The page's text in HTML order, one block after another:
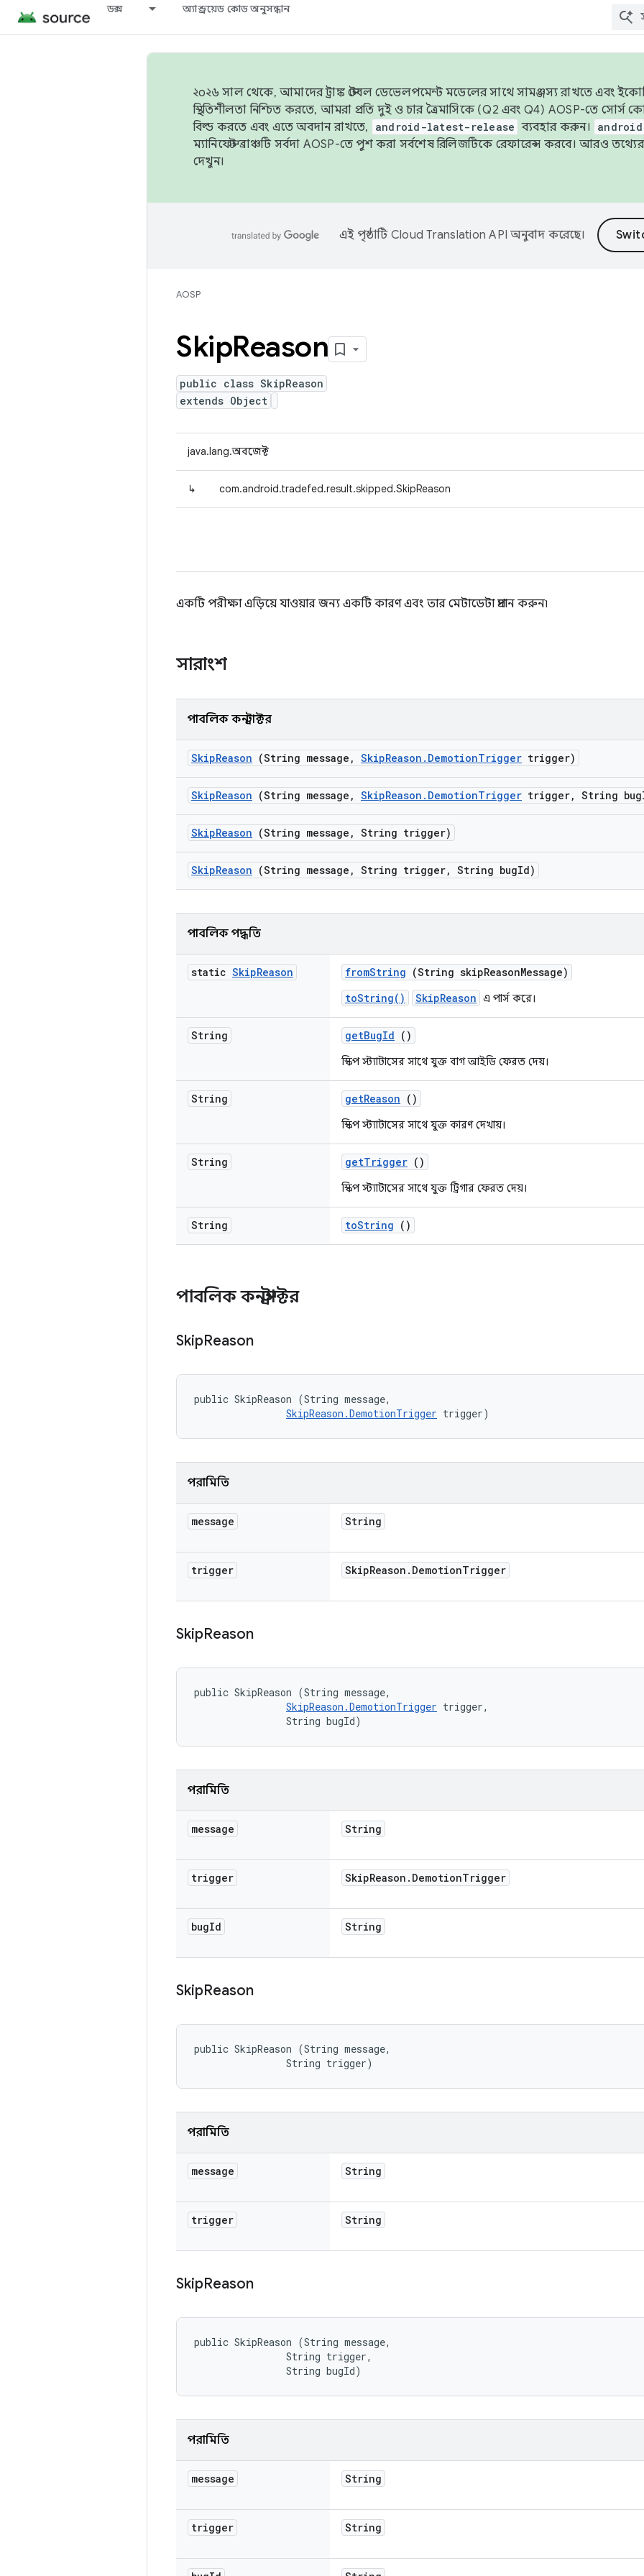
ডক্স অ্যান্ড্রয়েড কোড অনুসন্ধান
২০২৬ সাল থেকে, আমাদের ট্রাঙ্ক স্টেবল ডেভেলপমেন্ট মডেলের সাথে সামঞ্জস্য রাখতে এবং
স্থিতিশীলতা নিশ্চিত করতে, আমরা প্রতি দুই ও চার ত্রৈমাসিকে (Q2 এবং Q4) AOSP-তে সোর্স
বিল্ড করতে এবং এতে অবদান রাখতে,
android-latest-release ব্যবহার করুন।
ম্যানিফেস্ট ব্রাঞ্চটি সর্বদা AOSP-তে পুশ করা সর্বশেষ রিলিজটিকে রেফারেন্স করবে। আরও
দেখুন।
এই পৃষ্ঠাটি Cloud Translation API অনুবাদ করেছে।
AOSP
SkipReason
public class SkipReason
extends Object
java.lang.অবজেক্ট
↳ com.android.tradefed.result.skipped.SkipReason
একটি পরীক্ষা এড়িয়ে যাওয়ার জন্য একটি কারণ এবং তার মেটাডেটা প্রদান করুন৷
সারাংশ
পাবলিক কনস্ট্রাক্টর
SkipReason (String message , SkipReason . DemotionTrigger trigger)
SkipReason (String message , SkipReason . DemotionTrigger trigger, String bug
SkipReason (String message , String trigger)
SkipReason (String message , String trigger, String bugId)
পাবলিক পদ্ধতি
static SkipReason fromString (String skipReasonMessage)
toString()
SkipReason এ পার্স করে।
String getBugId ()
স্কিপ স্ট্যাটাসের সাথে যুক্ত বাগ আইডি ফেরত দেয়।
String getReason ()
স্কিপ স্ট্যাটাসের সাথে যুক্ত কারণ দেখায়।
String getTrigger ()
স্কিপ স্ট্যাটাসের সাথে যুক্ত ট্রিগার ফেরত দেয়।
String toString ()
পাবলিক কনস্ট্রাক্টর
SkipReason
public SkipReason (String message,
SkipReason.DemotionTrigger trigger)
পরামিতি
message String
trigger SkipReason . DemotionTrigger
SkipReason
public SkipReason (String message,
SkipReason.DemotionTrigger trigger,
                String bugId)
পরামিতি
message String
trigger SkipReason . DemotionTrigger
bugId String
SkipReason
public SkipReason (String message,
                String trigger)
পরামিতি
message String
trigger String
SkipReason
public SkipReason (String message,
                String trigger,
                String bugId)
পরামিতি
message String
trigger String